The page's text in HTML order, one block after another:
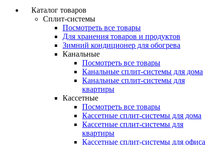
Каталог товаров
Сплит-системы
Посмотреть все товары
Для хранения товаров и продуктов
Зимний кондиционер для обогрева
Канальные
Посмотреть все товары
Канальные сплит-системы для дома
Канальные сплит-системы для
квартиры
Кассетные
Посмотреть все товары
Кассетные сплит-системы для дома
Кассетные сплит-системы для
квартиры
Кассетные сплит-системы для офиса